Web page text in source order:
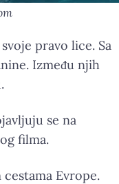
pravo lice. Sa
Između njih
se na
filma.
Evrope.